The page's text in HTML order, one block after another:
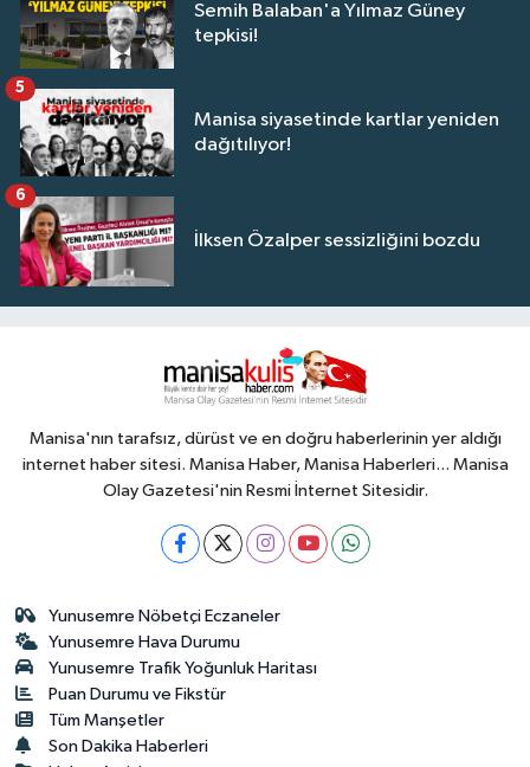
Semih Balaban'a Yılmaz Güney
tepkisi!
Manisa siyasetinde kartlar yeniden
dağıtılıyor!
5
İlksen Özalper sessizliğini bozdu
6
Manisa'nın tarafsız, dürüst ve en doğru haberlerinin yer aldığı
internet haber sitesi. Manisa Haber, Manisa Haberleri... Manisa
Olay Gazetesi'nin Resmi İnternet Sitesidir.
Yunusemre Nöbetçi Eczaneler
Yunusemre Hava Durumu
Yunusemre Trafik Yoğunluk Haritası
Puan Durumu ve Fikstür
Tüm Manşetler
Son Dakika Haberleri